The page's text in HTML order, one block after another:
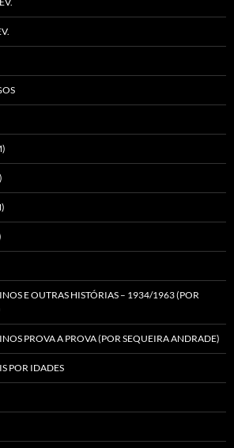
E OUTRAS HISTÓRIAS – 1934/1963 (POR
PROVA A PROVA (POR SEQUEIRA ANDRADE)
POR IDADES